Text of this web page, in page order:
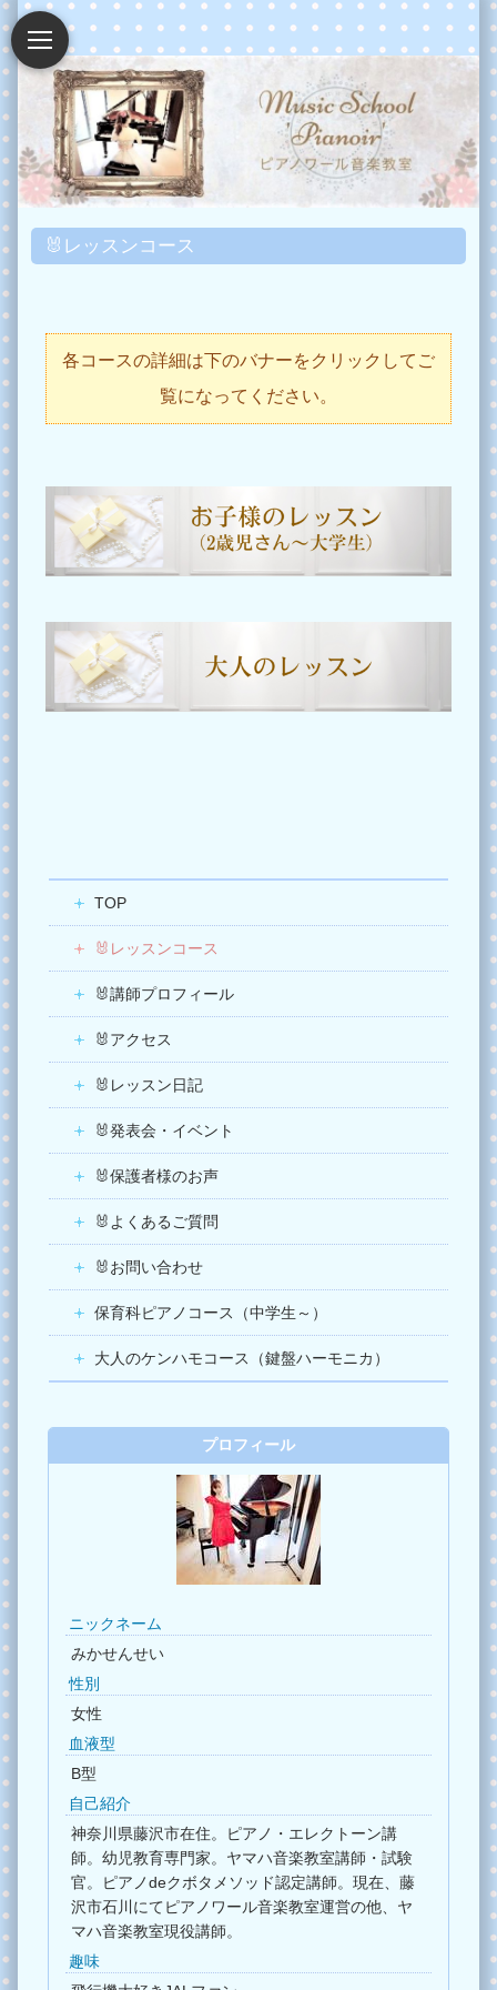
🐰レッスンコース
各コースの詳細は下のバナーをクリックしてご
覧になってください。
TOP
🐰レッスンコース
🐰講師プロフィール
🐰アクセス
🐰レッスン日記
🐰発表会・イベント
🐰保護者様のお声
🐰よくあるご質問
🐰お問い合わせ
保育科ピアノコース（中学生～）
大人のケンハモコース（鍵盤ハーモニカ）
プロフィール
ニックネーム
みかせんせい
性別
女性
血液型
B型
自己紹介
神奈川県藤沢市在住。ピアノ・エレクトーン講
師。幼児教育専門家。ヤマハ音楽教室講師・試験
官。ピアノdeクボタメソッド認定講師。現在、藤
沢市石川にてピアノワール音楽教室運営の他、ヤ
マハ音楽教室現役講師。
趣味